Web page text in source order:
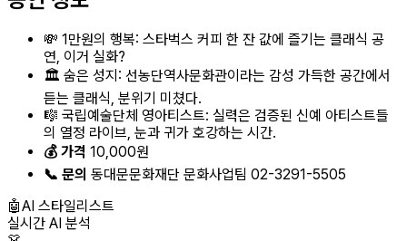
💸 1만원의 행복: 스타벅스 커피 한 잔 값에 즐기는 클래식 공
연, 이거 실화?
🏛️ 숨은 성지: 선농단역사문화관이라는 감성 가득한 공간에서
듣는 클래식, 분위기 미쳤다.
🎼 국립예술단체 영아티스트: 실력은 검증된 신예 아티스트들
의 열정 라이브, 눈과 귀가 호강하는 시간.
💰 가격 10,000원
📞 문의 동대문문화재단 문화사업팀 02-3291-5505
🤖AI 스타일리스트
실시간 AI 분석